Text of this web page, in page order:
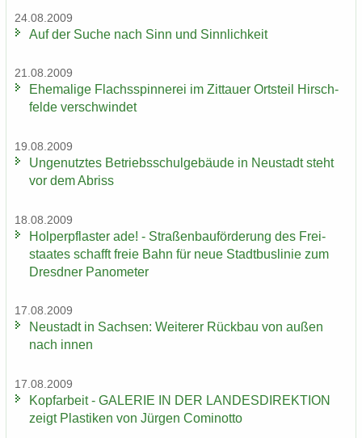
24.08.2009
Auf der Suche nach Sinn und Sinn­lich­keit
21.08.2009
Ehe­ma­li­ge Flachs­spin­ne­rei im Zit­tau­er Orts­teil Hirsch­
fel­de ver­schwin­det
19.08.2009
Un­ge­nutz­tes Be­triebs­schul­ge­bäu­de in Neu­stadt steht
vor dem Ab­riss
18.08.2009
Hol­per­pflas­ter ade! - Stra­ßen­bau­för­de­rung des Frei­
staa­tes schafft freie Bahn für neue Stadt­bus­li­nie zum
Dresd­ner Pano­me­ter
17.08.2009
Neu­stadt in Sach­sen: Wei­te­rer Rück­bau von außen
nach innen
17.08.2009
Kopf­ar­beit - GA­LE­RIE IN DER LAN­DES­DI­REK­TI­ON
zeigt Plas­ti­ken von Jür­gen Co­mi­not­to